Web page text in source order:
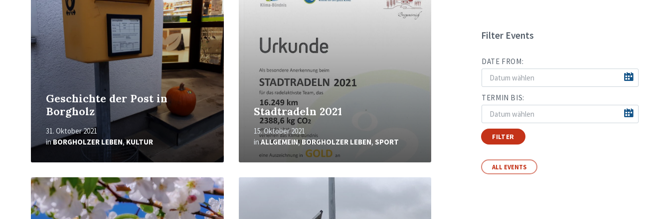
Geschichte der Post in
Borgholz
31. Oktober 2021
inBORGHOLZER LEBEN,KULTUR
Stadtradeln 2021
15. Oktober 2021
inALLGEMEIN, BORGHOLZER LEBEN, SPORT
Mehr
erfahren
Mehr
Filter Events
DATE FROM:
TERMIN BIS:
FILTER
ALL EVENTS